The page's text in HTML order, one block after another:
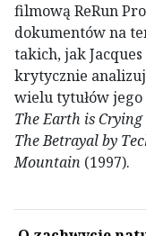
filmową ReRun
dokumentów na
takich, jak
krytycznie
wielu tytułów
The Earth is Crying
The Betrayal by
Mountain (1997).